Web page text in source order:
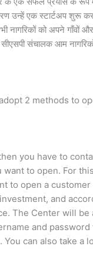
उन्हें एक स्टार्टअप शुरू
नागरिकों को अपने गाँवों
संचालक आम
2 methods to
you have to
to open. For
to open a
and
The Center will
and
can also take a